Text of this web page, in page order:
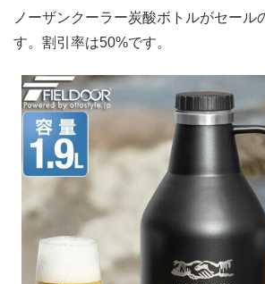
ノーザンクーラー炭酸ボトルがセール
す。割引率は50%です。